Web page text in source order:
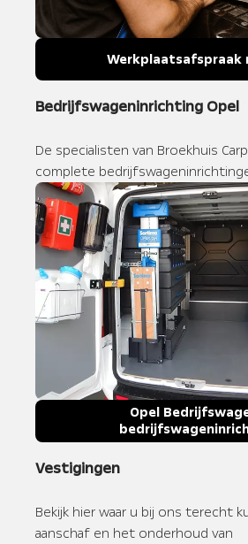
Werkplaatsafspraak
Bedrijfswageninrichting Opel
De specialisten van Broekhuis
complete
Opel
Vestigingen
Bekijk hier waar u bij ons terecht
aanschaf en het onderhoud van